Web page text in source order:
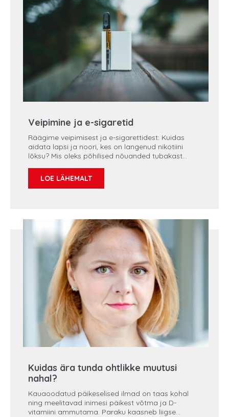
Veipimine ja e-sigaretid
Räägime veipimisest ja e-sigarettidest: Kuidas
aidata lapsi ja noori, kes on langenud nikotiini
lõksu? Mis oleks põhilised nõuanded tubakast
LOE LÄHEMALT
Kuidas ära tunda ohtlikke muutusi
nahal?
Kauaoodatud päikeselised ilmad on taas kohal
ning meelitavad inimesi päikest võtma ja D-
vitamiini ammutama. Paraku kaasneb liigse